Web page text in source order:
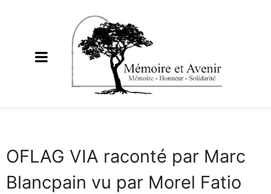
OFLAG VIA raconté par Marc
Blancpain vu par Morel Fatio